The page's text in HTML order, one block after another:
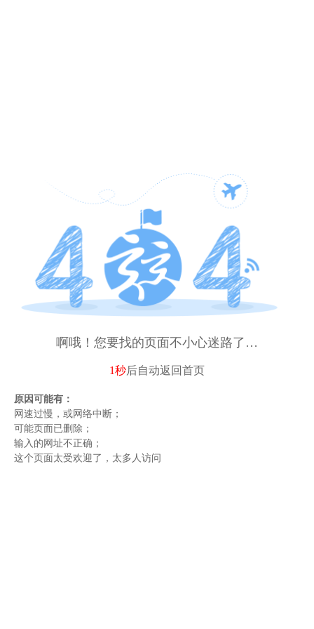
啊哦！您要找的页面不小心迷路了…
1秒后自动返回首页
原因可能有：
网速过慢，或网络中断；
可能页面已删除；
输入的网址不正确；
这个页面太受欢迎了，太多人访问